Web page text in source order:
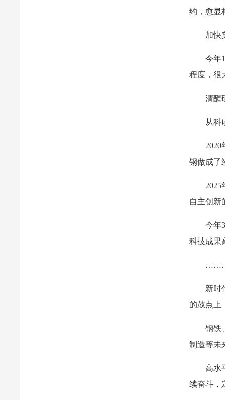
约，愈显
加快
今年
程度，很
清醒
从科
钢做成了
自主创新
今年
科技成果
新时
的鼓点
钢铁
制造等未
高水
续奋斗，